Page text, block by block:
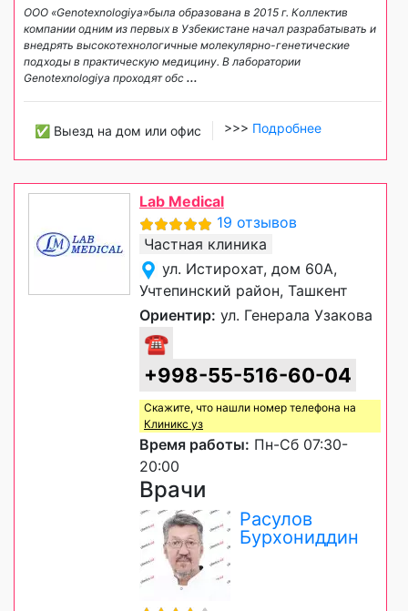
ООО «Genotexnologiya»была образована в 2015 г. Коллектив
компании одним из первых в Узбекистане начал разрабатывать и
внедрять высокотехнологичные молекулярно-генетические
подходы в практическую медицину. В лаборатории
Genotexnologiya проходят обс ...
✅ Выезд на дом или офис >>> Подробнее
Lab Medical
19 отзывов
Частная клиника
ул. Истирохат, дом 60А,
Учтепинский район, Ташкент
Ориентир: ул. Генерала Узакова
☎
+998-55-516-60-04
Скажите, что нашли номер телефона на
Клиникс уз
Время работы: Пн-Сб 07:30-
20:00
Врачи
Расулов
Бурхониддин